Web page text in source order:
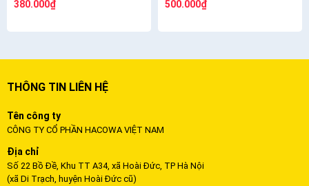
380.000₫
500.000₫
THÔNG TIN LIÊN HỆ
Tên công ty
CÔNG TY CỔ PHẦN HACOWA VIỆT NAM
Địa chỉ
Số 22 Bồ Đề, Khu TT A34, xã Hoài Đức, TP Hà Nội
(xã Di Trạch, huyện Hoài Đức cũ)